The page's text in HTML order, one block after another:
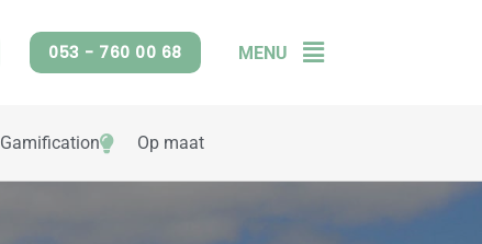
053 - 760 00 68 MENU
Flyout
Gamification Op maat